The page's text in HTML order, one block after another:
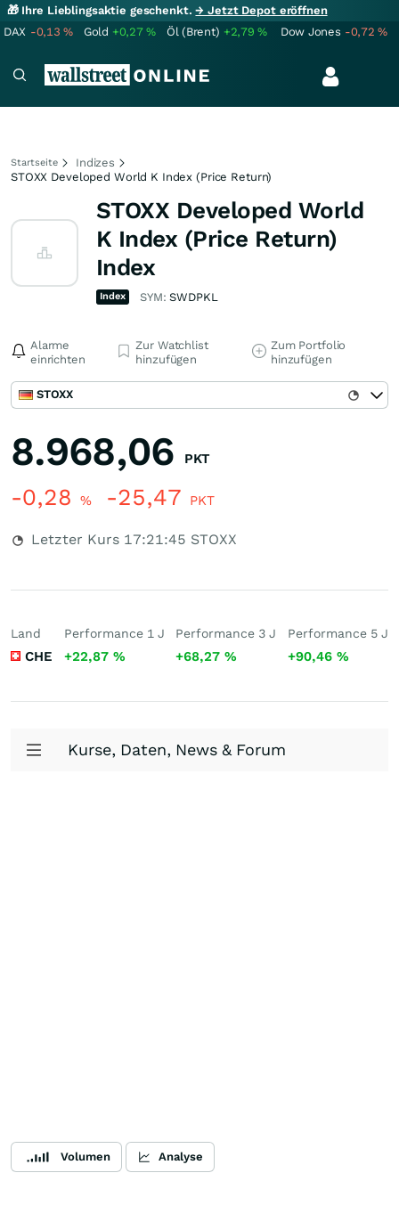
🎁 Ihre Lieblingsaktie geschenkt.→ Jetzt Depot eröffnen
DAX -0,13% Gold +0,27% Öl (Brent) +2,79% Dow Jones -0,72%
Startseite
Indizes
STOXX Developed World K Index (Price Return)
STOXX Developed World
K Index (Price Return)
Index
Index SYM:SWDPKL
Alarme
einrichten
Zur Watchlist
hinzufügen
Zum Portfolio
hinzufügen
STOXX
8.968,06 PKT
-0,28 % -25,47 PKT
Letzter Kurs 17:21:45 STOXX
Land
CHE
Performance 1 J
+22,87 %
Performance 3 J
+68,27%
Performance 5 J
+90,46 %
Kurse, Daten, News & Forum
Volumen Analyse